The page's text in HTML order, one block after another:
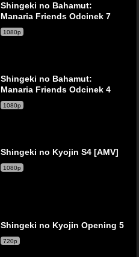
Shingeki no Bahamut:
Manaria Friends Odcinek 7
1080p
Shingeki no Bahamut:
Manaria Friends Odcinek 4
1080p
Shingeki no Kyojin S4 [AMV]
1080p
Shingeki no Kyojin Opening 5
720p